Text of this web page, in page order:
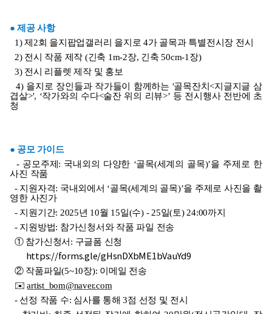
● 제공 사항
1)제 2회 을지팝업갤러리 을지로4가 골목과 특별전시장 전시
2) 전시 작품 제작 (긴축 1m-2장, 긴축50cm-1 장)
3) 전시 리플렛 제작 및 홍보
4) 을지로 장인들과 작가들이 함께하는 '골목잔치<지글지글 삼
겹살>', ‘작가와의 수다<술잔 위의 리뷰>’ 등 전시 행사 전반에 초
청
● 공모 가이드
- 공모주제 : 국내외의 다양한 ‘골목(세계의 골목)’을 주제로 한
사진 작품
- 지원자격: 국내외에서 ‘골목(세계의 골목)’을 주제로 사진을 촬
영한 사진가
- 지원기간: 2025년 10월 15일(수) - 25일(토) 24:00까지
- 지원방법: 참가신청서와 작품 파일 전송
① 참가신청서 : 구글폼 신청
https://forms.gle/gHsnDXbME1bVauYd9
② 작품파일(5~10장): 이메일 전송
✉️artist_bom@naver.com
-선정 작품 수: 심사를 통해3점 선정 및 전시